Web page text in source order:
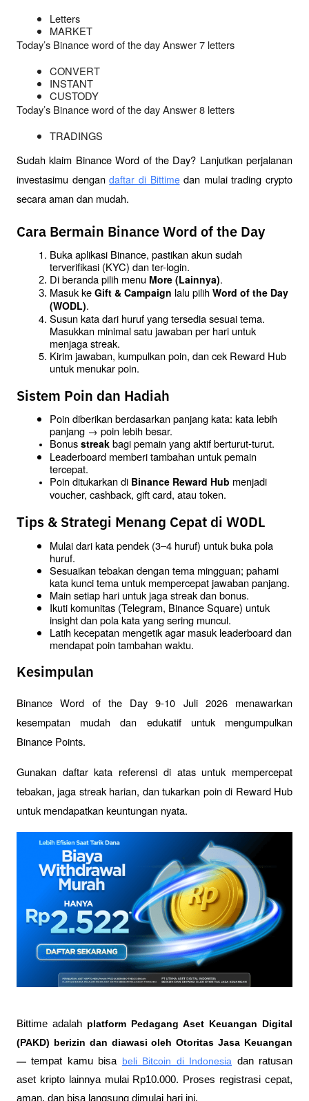
Letters
MARKET
Today’s Binance word of the day Answer 7 letters
CONVERT
INSTANT
CUSTODY
Today’s Binance word of the day Answer 8 letters
TRADINGS
Sudah klaim Binance Word of the Day? Lanjutkan perjalanan
investasimu dengan daftar di Bittime dan mulai trading crypto
secara aman dan mudah.
Cara Bermain Binance Word of the Day
Buka aplikasi Binance, pastikan akun sudah
terverifikasi (KYC) dan ter-login.
Di beranda pilih menu More (Lainnya).
Masuk ke Gift & Campaign lalu pilih Word of the Day
(WODL).
Susun kata dari huruf yang tersedia sesuai tema.
Masukkan minimal satu jawaban per hari untuk
menjaga streak.
Kirim jawaban, kumpulkan poin, dan cek Reward Hub
untuk menukar poin.
Sistem Poin dan Hadiah
Poin diberikan berdasarkan panjang kata: kata lebih
panjang → poin lebih besar.
Bonus streak bagi pemain yang aktif berturut-turut.
Leaderboard memberi tambahan untuk pemain
tercepat.
Poin ditukarkan di Binance Reward Hub menjadi
voucher, cashback, gift card, atau token.
Tips & Strategi Menang Cepat di WODL
Mulai dari kata pendek (3–4 huruf) untuk buka pola
huruf.
Sesuaikan tebakan dengan tema mingguan; pahami
kata kunci tema untuk mempercepat jawaban panjang.
Main setiap hari untuk jaga streak dan bonus.
Ikuti komunitas (Telegram, Binance Square) untuk
insight dan pola kata yang sering muncul.
Latih kecepatan mengetik agar masuk leaderboard dan
mendapat poin tambahan waktu.
Kesimpulan
Binance Word of the Day 9-10 Juli 2026 menawarkan
kesempatan mudah dan edukatif untuk mengumpulkan
Binance Points.
Gunakan daftar kata referensi di atas untuk mempercepat
tebakan, jaga streak harian, dan tukarkan poin di Reward Hub
untuk mendapatkan keuntungan nyata.
Bittime adalah platform Pedagang Aset Keuangan Digital
(PAKD) berizin dan diawasi oleh Otoritas Jasa Keuangan
— tempat kamu bisa beli Bitcoin di Indonesia dan ratusan
aset kripto lainnya mulai Rp10.000. Proses registrasi cepat,
aman, dan bisa langsung dimulai hari ini.